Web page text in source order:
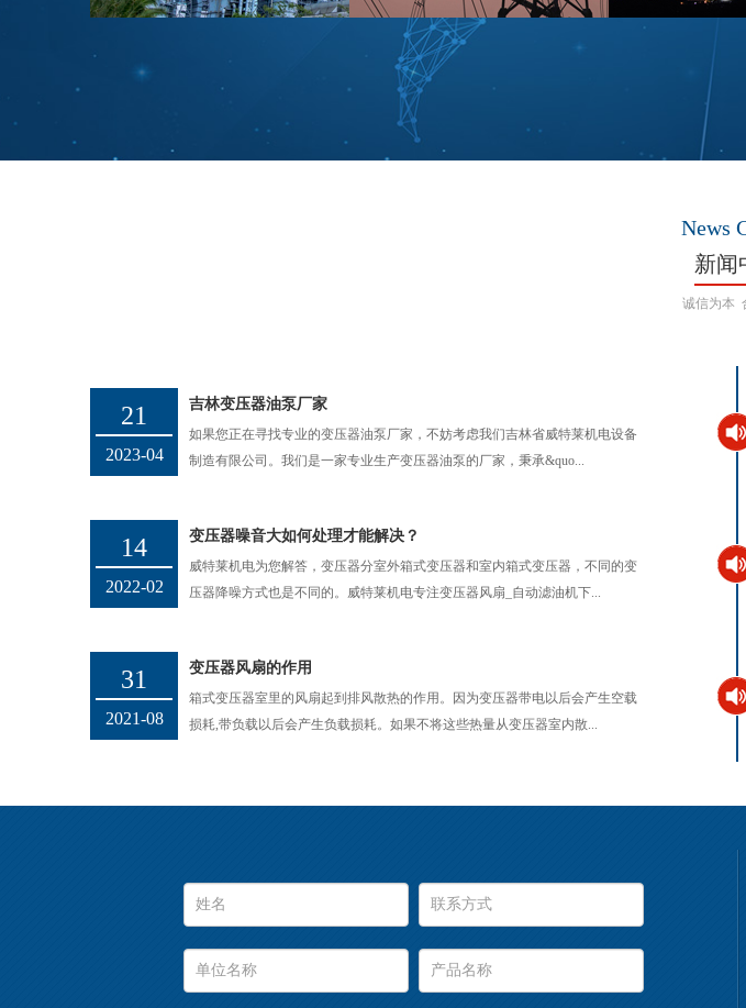
News
新闻
诚信为本
21
2023-04
吉林变压器油泵厂家
如果您正在寻找专业的变压器油泵厂家，不妨考虑我们吉林省威特莱机电设备
制造有限公司。我们是一家专业生产变压器油泵的厂家，秉承&quo...
14
2022-02
变压器噪音大如何处理才能解决？
威特莱机电为您解答，变压器分室外箱式变压器和室内箱式变压器，不同的变
压器降噪方式也是不同的。威特莱机电专注变压器风扇_自动滤油机下...
31
2021-08
变压器风扇的作用
箱式变压器室里的风扇起到排风散热的作用。因为变压器带电以后会产生空载
损耗,带负载以后会产生负载损耗。如果不将这些热量从变压器室内散...